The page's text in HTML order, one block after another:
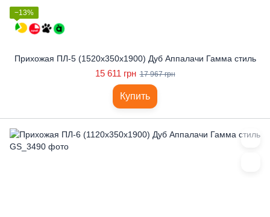
−13%
Прихожая ПЛ-5 (1520x350x1900) Дуб Аппалачи Гамма стиль
15 611 грн 17 967 грн
Купить